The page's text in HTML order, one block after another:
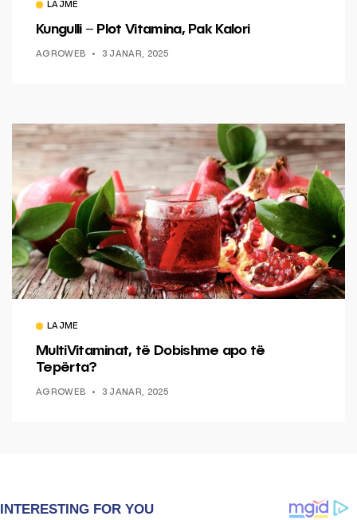
LAJME
Kungulli – Plot Vitamina, Pak Kalori
AGROWEB 3 JANAR, 2025
LAJME
MultiVitaminat, të Dobishme apo të
Tepërta?
AGROWEB 3 JANAR, 2025